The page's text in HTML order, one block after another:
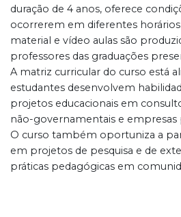
duração de 4 anos, oferece
ocorrerem em diferentes horários
material e vídeo aulas são
professores das graduações
A matriz curricular do curso está
estudantes desenvolvem
projetos educacionais em
não-governamentais e empresas
O curso também oportuniza a
em projetos de pesquisa e de
práticas pedagógicas em